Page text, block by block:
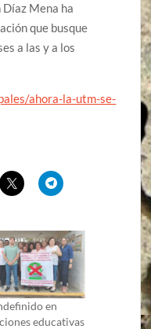
Díaz Mena ha
que busque
a las y a los
ahora-la-utm-se-
en
educativas